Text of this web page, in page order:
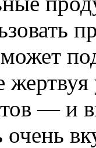
— и
очень